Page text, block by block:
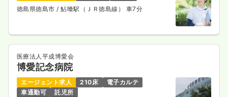
徳島県徳島市/ 鮎喰駅（ＪＲ徳島線） 車7分
医療法人平成博愛会
博愛記念病院
エージェント求人 210床
電子カルテ
車通勤可
託児所